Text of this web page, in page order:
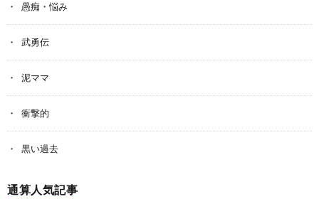
愚痴・悩み
武勇伝
泥ママ
衝撃的
黒い過去
通算人気記事